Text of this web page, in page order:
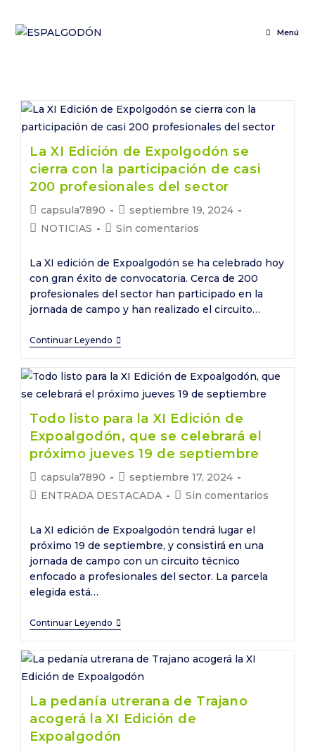
Menú
La XI Edición de Expolgodón se
cierra con la participación de casi
200 profesionales del sector
Autor
de
capsula7890
Publicación
de
septiembre 19, 2024
Categoría
la
NOTICIAS
Comentarios
entrada:
Sin comentarios
La XI edición de Expoalgodón se ha celebrado hoy
con gran éxito de convocatoria. Cerca de 200
profesionales del sector han participado en la
jornada de campo y han realizado el circuito…
Continuar Leyendo
Edición
de
se
cierra
con
la
participación
casi
200
profesionales
Todo listo para la XI Edición de
Expoalgodón, que se celebrará el
próximo jueves 19 de septiembre
Autor
de
capsula7890
Publicación
de
septiembre 17, 2024
Categoría
la
entrada:
ENTRADA DESTACADA
Comentarios
entrada:
Sin comentarios
La XI edición de Expoalgodón tendrá lugar el
próximo 19 de septiembre, y consistirá en una
jornada de campo con un circuito técnico
enfocado a profesionales del sector. La parcela
elegida está…
Continuar Leyendo
para
la
Edición
de
La pedanía utrerana de Trajano
acogerá la XI Edición de
Expoalgodón